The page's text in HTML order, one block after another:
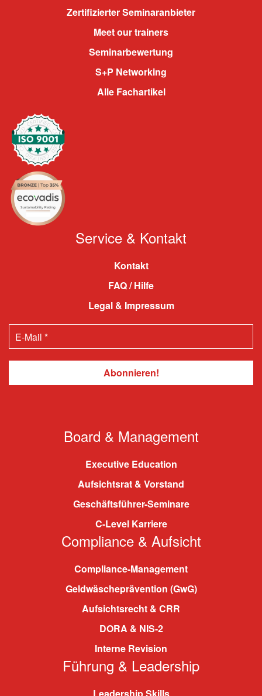
Zertifizierter Seminaranbieter
Meet our trainers
Seminarbewertung
S+P Networking
Alle Fachartikel
Service & Kontakt
Kontakt
FAQ / Hilfe
Legal & Impressum
Board & Management
Executive Education
Aufsichtsrat & Vorstand
Geschäftsführer-Seminare
C-Level Karriere
Compliance & Aufsicht
Compliance-Management
Geldwäscheprävention (GwG)
Aufsichtsrecht & CRR
DORA & NIS-2
Interne Revision
Führung & Leadership